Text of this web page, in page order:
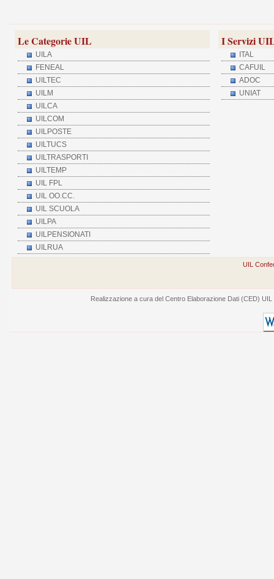
Le Categorie UIL
UILA
FENEAL
UILTEC
UILM
UILCA
UILCOM
UILPOSTE
UILTUCS
UILTRASPORTI
UILTEMP
UIL FPL
UIL OO.CC.
UIL SCUOLA
UILPA
UILPENSIONATI
UILRUA
I Servizi
ITAL
CAFUIL
ADOC
UNIAT
UIL
Realizzazione a cura del Centro Elaborazione Dati (CED)